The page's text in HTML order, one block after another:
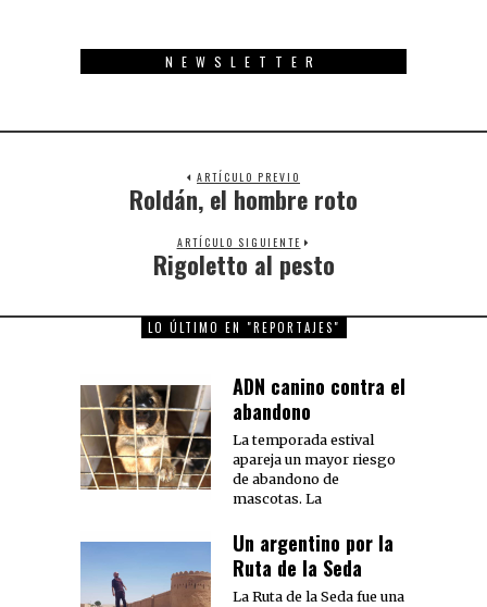
NEWSLETTER
ARTÍCULO PREVIO
Previous
Roldán, el hombre roto
ARTÍCULO SIGUIENTE
Next
Rigoletto al pesto
LO ÚLTIMO EN "REPORTAJES"
ADN canino contra el
abandono
La temporada estival
apareja un mayor riesgo
de abandono de
mascotas. La
Un argentino por la
Ruta de la Seda
La Ruta de la Seda fue una